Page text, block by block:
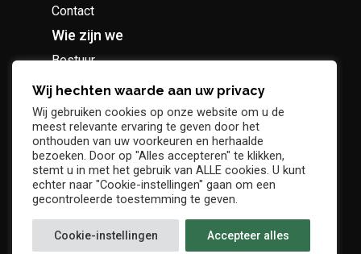
Contact
Wie zijn we
Bestuur
Geschiedenis
Supportersclub
Socio Business Club
Wij hechten waarde aan uw privacy
Wij gebruiken cookies op onze website om u de
meest relevante ervaring te geven door het
onthouden van uw voorkeuren en herhaalde
bezoeken. Door op "Alles accepteren" te klikken,
stemt u in met het gebruik van ALLE cookies. U kunt
echter naar "Cookie-instellingen" gaan om een
gecontroleerde toestemming te geven.
Cookie-instellingen Accepteer alles